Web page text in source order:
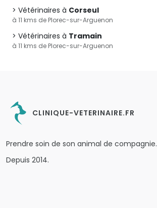
Vétérinaires à Corseul
à 11 kms de Plorec-sur-Arguenon
Vétérinaires à Tramain
à 11 kms de Plorec-sur-Arguenon
CLINIQUE-VETERINAIRE.FR
Prendre soin de son animal de compagnie.
Depuis 2014.